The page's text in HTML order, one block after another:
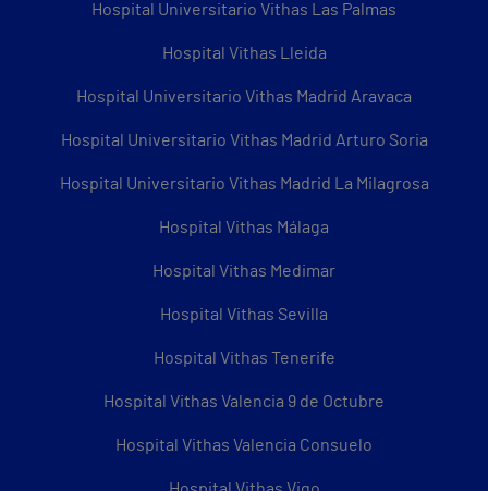
Hospital Universitario Vithas Las Palmas
Hospital Vithas Lleida
Hospital Universitario Vithas Madrid Aravaca
Hospital Universitario Vithas Madrid Arturo Soria
Hospital Universitario Vithas Madrid La Milagrosa
Hospital Vithas Málaga
Hospital Vithas Medimar
Hospital Vithas Sevilla
Hospital Vithas Tenerife
Hospital Vithas Valencia 9 de Octubre
Hospital Vithas Valencia Consuelo